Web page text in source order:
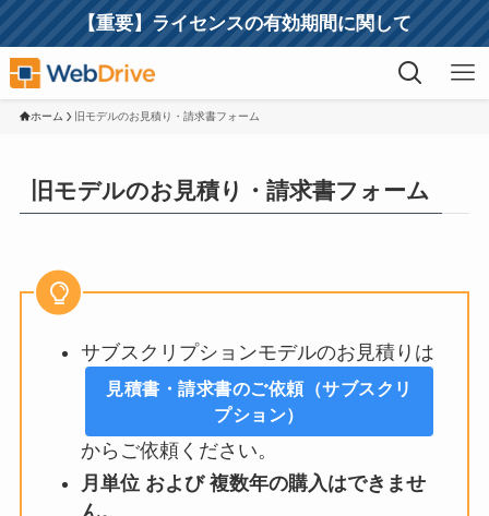
【重要】ライセンスの有効期間に関して
ホーム 旧モデルのお見積り・請求書フォーム
旧モデルのお見積り・請求書フォーム
サブスクリプションモデルのお見積りは
見積書・請求書のご依頼（サブスクリ
プション）
からご依頼ください。
月単位 および 複数年の購入はできませ